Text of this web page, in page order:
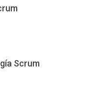
Scrum